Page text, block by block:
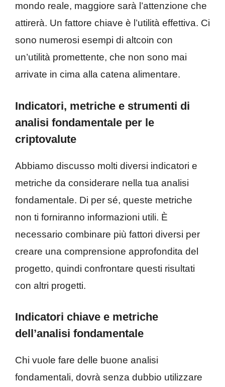
mondo reale, maggiore sarà l’attenzione che
attirerà. Un fattore chiave è l’utilità effettiva. Ci
sono numerosi esempi di altcoin con
un’utilità promettente, che non sono mai
arrivate in cima alla catena alimentare.
Indicatori, metriche e strumenti di
analisi fondamentale per le
criptovalute
Abbiamo discusso molti diversi indicatori e
metriche da considerare nella tua analisi
fondamentale. Di per sé, queste metriche
non ti forniranno informazioni utili. È
necessario combinare più fattori diversi per
creare una comprensione approfondita del
progetto, quindi confrontare questi risultati
con altri progetti.
Indicatori chiave e metriche
dell’analisi fondamentale
Chi vuole fare delle buone analisi
fondamentali, dovrà senza dubbio utilizzare